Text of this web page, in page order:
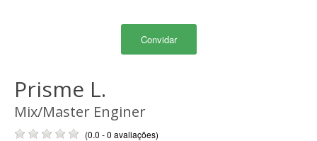
Convidar
Prisme L.
Mix/Master Enginer
(0.0 - 0 avaliações)